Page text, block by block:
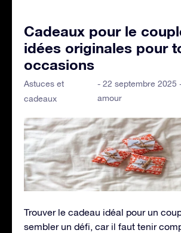
Cadeaux pour le
idées originales pour
occasions
Astuces et
cadeaux
- 22 septembre 2025
amour
Trouver le cadeau idéal pour un
sembler un défi, car il faut tenir